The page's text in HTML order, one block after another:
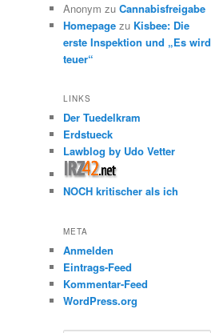
Anonym zu Cannabisfreigabe
Homepage zu Kisbee: Die
erste Inspektion und „Es wird
teuer“
LINKS
Der Tuedelkram
Erdstueck
Lawblog by Udo Vetter
NOCH kritischer als ich
META
Anmelden
Eintrags-Feed
Kommentar-Feed
WordPress.org